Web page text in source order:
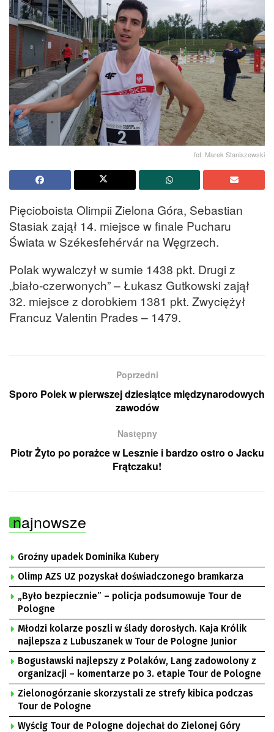
fot. Marek Staniszewski
Pięcioboista Olimpii Zielona Góra, Sebastian
Stasiak zajął 14. miejsce w finale Pucharu
Świata w Székesfehérvár na Węgrzech.
Polak wywalczył w sumie 1438 pkt. Drugi z
„biało-czerwonych” – Łukasz Gutkowski zajął
32. miejsce z dorobkiem 1381 pkt. Zwyciężył
Francuz Valentin Prades – 1479.
Poprzedni
Sporo Polek w pierwszej dziesiątce międzynarodowych
zawodów
Następny
Piotr Żyto po porażce w Lesznie i bardzo ostro o Jacku
Frątczaku!
najnowsze
Groźny upadek Dominika Kubery
Olimp AZS UZ pozyskał doświadczonego bramkarza
„Było bezpiecznie” – policja podsumowuje Tour de
Pologne
Młodzi kolarze poszli w ślady dorosłych. Kaja Królik
najlepsza z Lubuszanek w Tour de Pologne Junior
Bogusławski najlepszy z Polaków, Lang zadowolony z
organizacji – komentarze po 3. etapie Tour de Pologne
Zielonogórzanie skorzystali ze strefy kibica podczas
Tour de Pologne
Wyścig Tour de Pologne dojechał do Zielonej Góry